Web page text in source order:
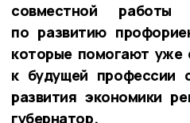
совместной работы
по развитию
которые помогают уже
к будущей профессии
развития экономики
губернатор.